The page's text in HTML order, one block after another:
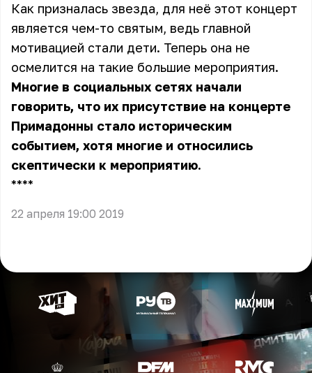
Как призналась звезда, для неё этот концерт
является чем-то святым, ведь главной
мотивацией стали дети. Теперь она не
осмелится на такие большие мероприятия.
Многие в социальных сетях начали
говорить, что их присутствие на концерте
Примадонны стало историческим
событием, хотя многие и относились
скептически к мероприятию.
** **
22 апреля 19:00 2019